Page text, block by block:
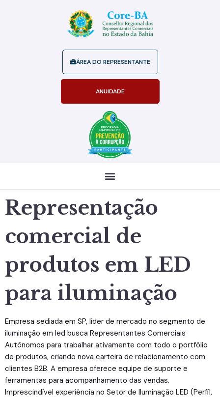
ÁREA DO REPRESENTANTE
ANUIDADE
Representação
comercial de
produtos em LED
para iluminação
Empresa sediada em SP, líder de mercado no segmento de
iluminação em led busca Representantes Comerciais
Autônomos para trabalhar ativamente com todo o portfólio
de produtos, criando nova carteira de relacionamento com
clientes B2B. A empresa oferece equipe de suporte e
ferramentas para acompanhamento das vendas.
Imprescindível experiência no Setor de Iluminação LED (Perfil,